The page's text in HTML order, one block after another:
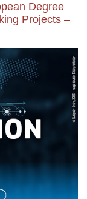
Degree
Projects –